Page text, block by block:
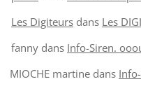
Les Digiteurs dans Les
fanny dans Info-Siren.
MIOCHE martine dans